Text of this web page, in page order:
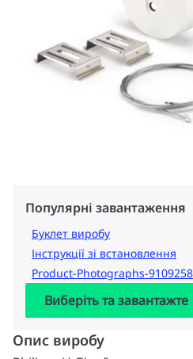
Популярні завантаження
Буклет виробу
Інструкції зі встановлення
Product-Photographs-
Виберіть та завантажте
Опис виробу